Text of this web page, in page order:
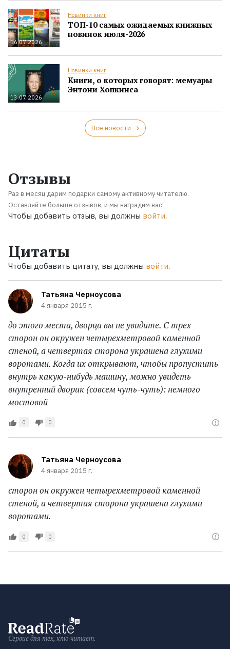
16.07.2026
Новинки книг
ТОП-10 самых ожидаемых книжных
новинок июля-2026
13.07.2026
Новинки книг
Книги, о которых говорят: мемуары
Энтони Хопкинса
Все новости
Отзывы
Раз в месяц дарим подарки самому активному читателю.
Оставляйте больше отзывов, и мы наградим вас!
Чтобы добавить отзыв, вы должны войти.
Цитаты
Чтобы добавить цитату, вы должны войти.
Татьяна Черноусова
4 января 2015 г.
до этого места, дворца вы не увидите. С трех
сторон он окружен четырехметровой каменной
стеной, а четвертая сторона украшена глухими
воротами. Когда их открывают, чтобы пропустить
внутрь какую-нибудь машину, можно увидеть
внутренний дворик (совсем чуть-чуть): немного
мостовой
0 0
Татьяна Черноусова
4 января 2015 г.
сторон он окружен четырехметровой каменной
стеной, а четвертая сторона украшена глухими
воротами.
0 0
Сервис для тех, кто читает.